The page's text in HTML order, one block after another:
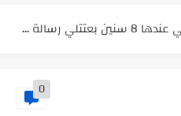
رواية بنتي اللي عندها 8 سنين بعتتلي رسالة على الموبايل...
أجمل طريقة لإهداء دعاء مميز لمن تحب في ثوانٍ 0